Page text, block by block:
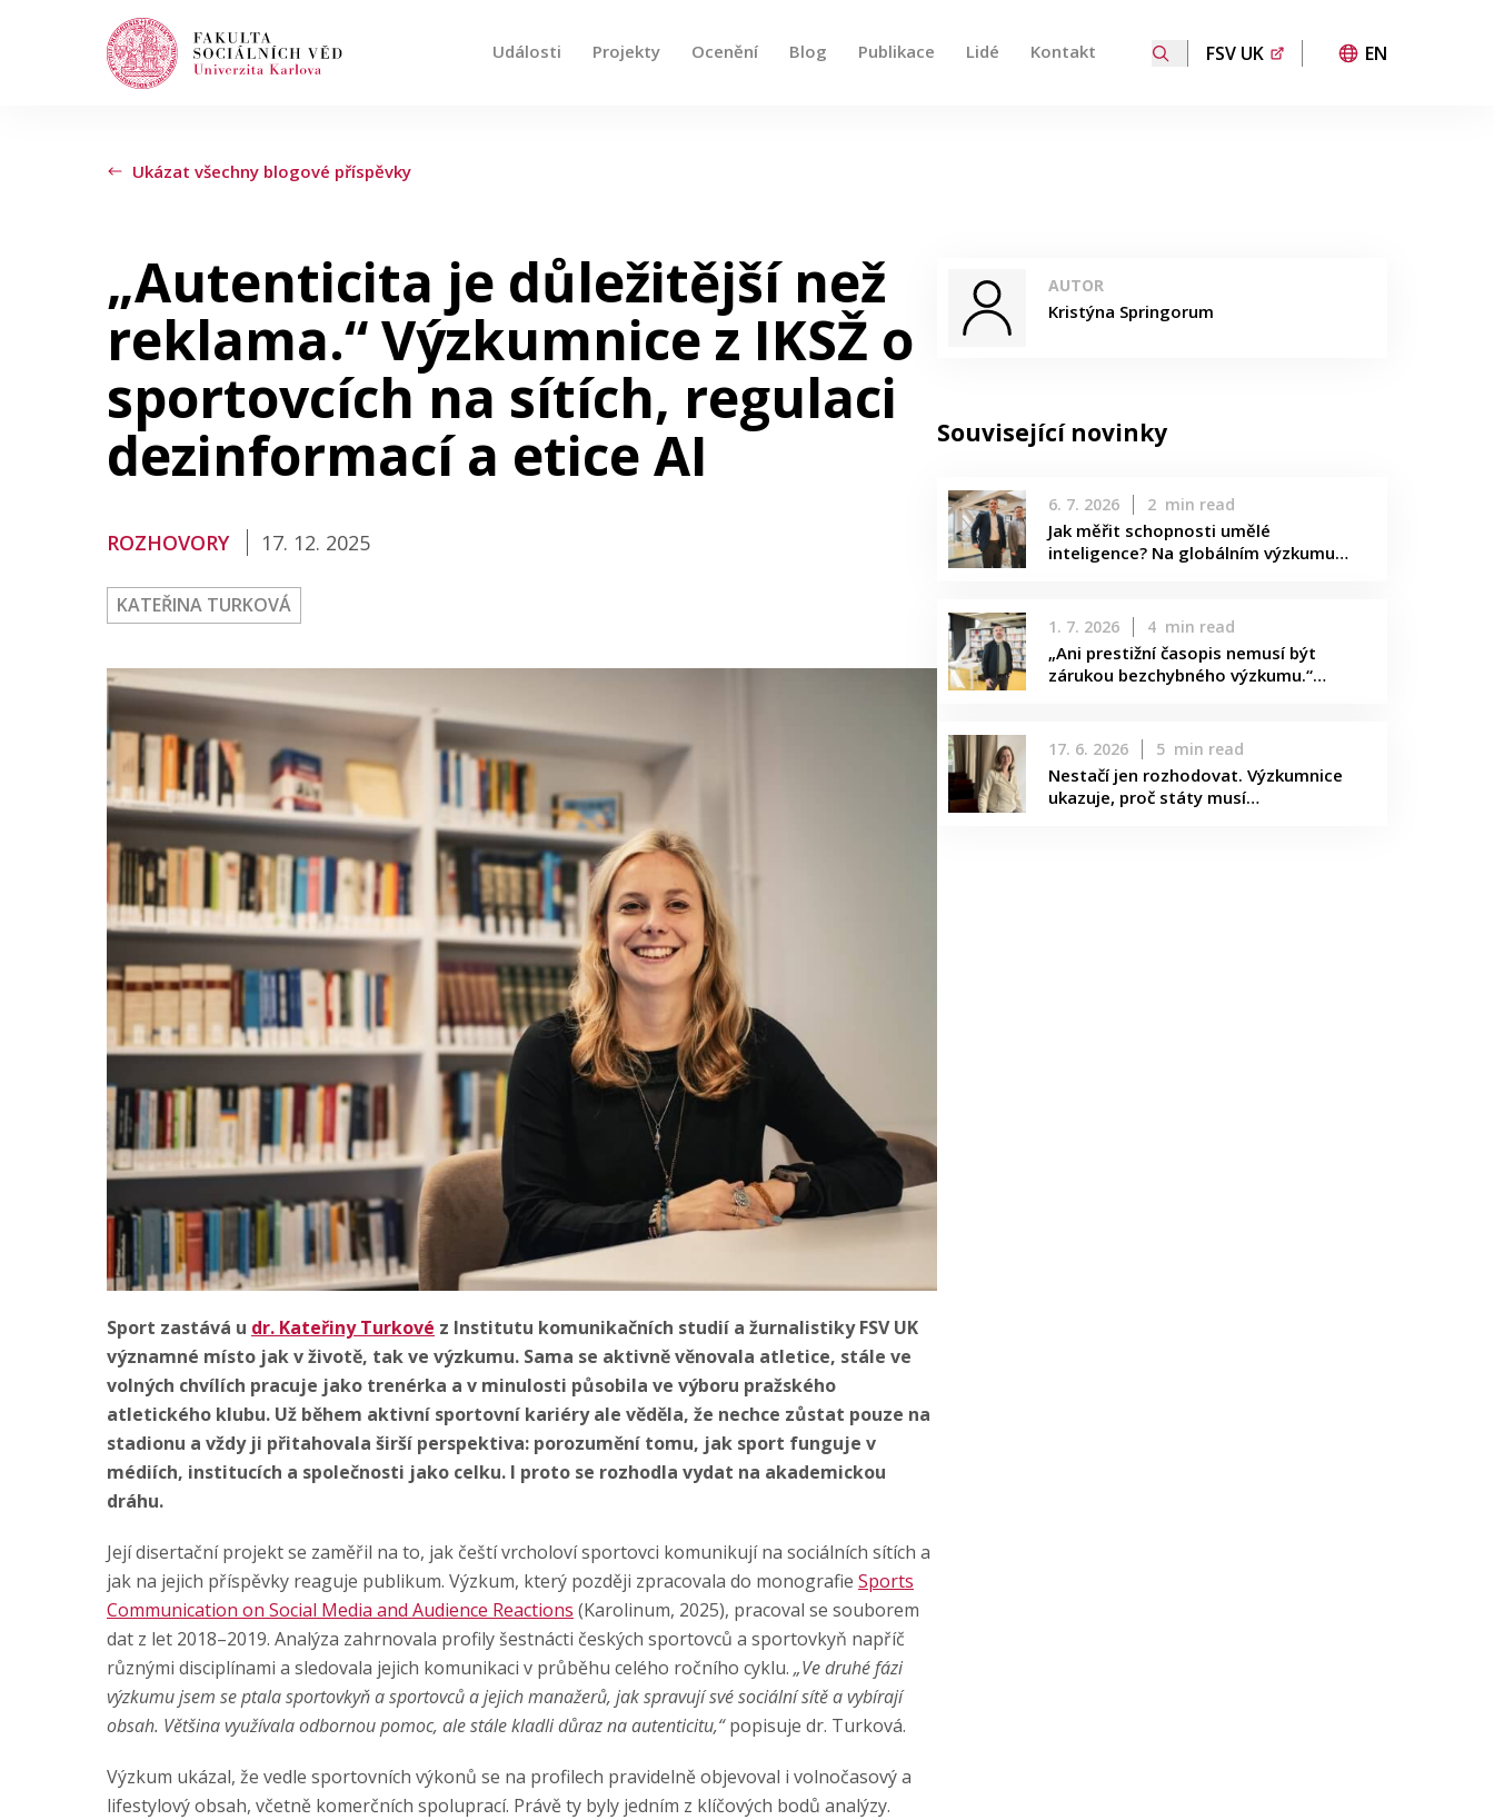
Události Projekty Ocenění Blog Publikace Lidé Kontakt FSV UK EN
Když jsou k dispozici výsledky z našeptávače, použijte šipky nahoru a dolů pro kontrolu a enter pro přechod na požadovanou stránku. Uživatelé dotykových
Ukázat všechny blogové příspěvky
„Autenticita je důležitější než
reklama.“ Výzkumnice z IKSŽ o
sportovcích na sítích, regulaci
dezinformací a etice AI
ROZHOVORY 17. 12. 2025
KATEŘINA TURKOVÁ
Sport zastává u dr. Kateřiny Turkové z Institutu komunikačních studií a žurnalistiky FSV UK
významné místo jak v životě, tak ve výzkumu. Sama se aktivně věnovala atletice, stále ve
volných chvílích pracuje jako trenérka a v minulosti působila ve výboru pražského
atletického klubu. Už během aktivní sportovní kariéry ale věděla, že nechce zůstat pouze na
stadionu a vždy ji přitahovala širší perspektiva: porozumění tomu, jak sport funguje v
médiích, institucích a společnosti jako celku. I proto se rozhodla vydat na akademickou
dráhu.
Její disertační projekt se zaměřil na to, jak čeští vrcholoví sportovci komunikují na sociálních sítích a
jak na jejich příspěvky reaguje publikum. Výzkum, který později zpracovala do monografie Sports
Communication on Social Media and Audience Reactions (Karolinum, 2025), pracoval se souborem
dat z let 2018–2019. Analýza zahrnovala profily šestnácti českých sportovců a sportovkyň napříč
různými disciplínami a sledovala jejich komunikaci v průběhu celého ročního cyklu. „Ve druhé fázi
výzkumu jsem se ptala sportovkyň a sportovců a jejich manažerů, jak spravují své sociální sítě a vybírají
obsah. Většina využívala odbornou pomoc, ale stále kladli důraz na autenticitu,“popisuje dr. Turková.
Výzkum ukázal, že vedle sportovních výkonů se na profilech pravidelně objevoval i volnočasový a
lifestylový obsah, včetně komerčních spoluprací. Právě ty byly jedním z klíčových bodů analýzy.
AUTOR
Kristýna Springorum
Související novinky
6. 7. 2026 2 min read
Jak měřit schopnosti umělé
inteligence? Na globálním výzkumu…
1. 7. 2026 4 min read
„Ani prestižní časopis nemusí být
zárukou bezchybného výzkumu.“…
17. 6. 2026 5 min read
Nestačí jen rozhodovat. Výzkumnice
ukazuje, proč státy musí…